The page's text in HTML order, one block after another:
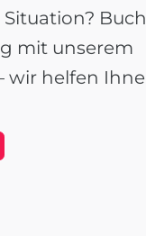
mit unserem
wir helfen